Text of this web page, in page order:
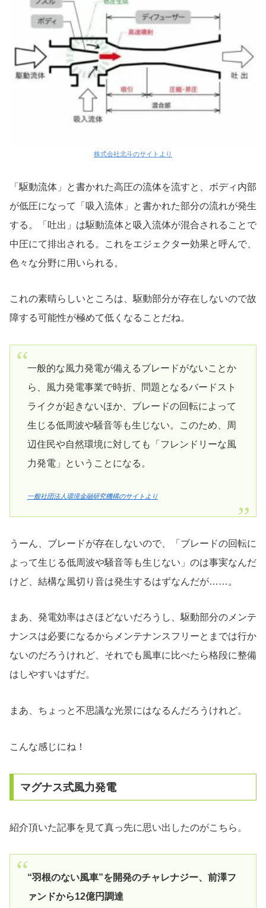
株式会社北斗のサイトより
「駆動流体」と書かれた高圧の流体を流すと、ボディ内部
が低圧になって「吸入流体」と書かれた部分の流れが発生
する。「吐出」は駆動流体と吸入流体が混合されることで
中圧にて排出される。これをエジェクター効果と呼んで、
色々な分野に用いられる。
これの素晴らしいところは、駆動部分が存在しないので故
障する可能性が極めて低くなることだね。
一般的な風力発電が備えるブレードがないことか
ら、風力発電事業で時折、問題となるバードスト
ライクが起きないほか、ブレードの回転によって
生じる低周波や騒音等も生じない。このため、周
辺住民や自然環境に対しても「フレンドリーな風
力発電」ということになる。
一般社団法人環境金融研究機構のサイトより
うーん、ブレードが存在しないので、「ブレードの回転に
よって生じる低周波や騒音等も生じない」のは事実なんだ
けど、結構な風切り音は発生するはずなんだが……。
まあ、発電効率はさほどないだろうし、駆動部分のメンテ
ナンスは必要になるからメンテナンスフリーとまでは行か
ないのだろうけれど、それでも風車に比べたら格段に整備
はしやすいはずだ。
まあ、ちょっと不思議な光景にはなるんだろうけれど。
こんな感じにね！
マグナス式風力発電
紹介頂いた記事を見て真っ先に思い出したのがこちら。
“羽根のない風車”を開発のチャレナジー、前澤フ
ァンドから12億円調達